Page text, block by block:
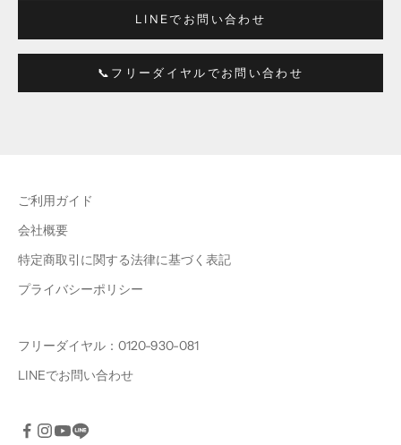
LINEでお問い合わせ
📞フリーダイヤルでお問い合わせ
ご利用ガイド
会社概要
特定商取引に関する法律に基づく表記
プライバシーポリシー
フリーダイヤル：0120-930-081
LINEでお問い合わせ